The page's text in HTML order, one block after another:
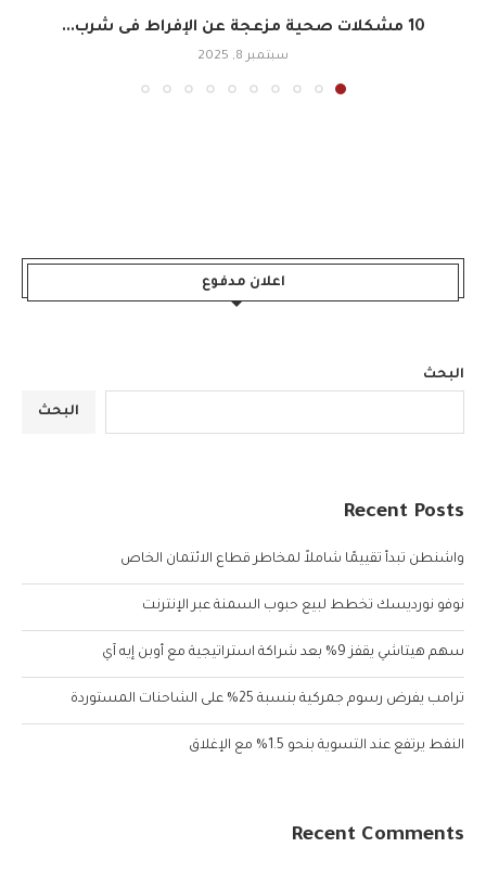
10 مشكلات صحية مزعجة عن الإفراط فى شرب...
سبتمبر 8, 2025
اعلان مدفوع
البحث
البحث
Recent Posts
واشنطن تبدأ تقييمًا شاملاً لمخاطر قطاع الائتمان الخاص
نوفو نورديسك تخطط لبيع حبوب السمنة عبر الإنترنت
سهم هيتاشي يقفز 9% بعد شراكة استراتيجية مع أوبن إيه آي
ترامب يفرض رسوم جمركية بنسبة 25% على الشاحنات المستوردة
النفط يرتفع عند التسوية بنحو 1.5% مع الإغلاق
Recent Comments